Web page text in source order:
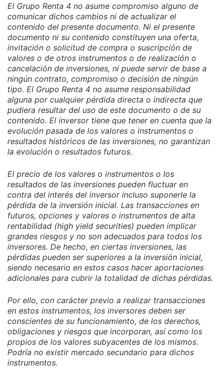
El Grupo Renta 4 no asume compromiso alguno de
comunicar dichos cambios ni de actualizar el
contenido del presente documento. Ni el presente
documento ni su contenido constituyen una oferta,
invitación o solicitud de compra o suscripción de
valores o de otros instrumentos o de realización o
cancelación de inversiones, ni puede servir de base a
ningún contrato, compromiso o decisión de ningún
tipo. El Grupo Renta 4 no asume responsabilidad
alguna por cualquier pérdida directa o indirecta que
pudiera resultar del uso de este documento o de su
contenido. El inversor tiene que tener en cuenta que la
evolución pasada de los valores o instrumentos o
resultados históricos de las inversiones, no garantizan
la evolución o resultados futuros.
El precio de los valores o instrumentos o los
resultados de las inversiones pueden fluctuar en
contra del interés del inversor incluso suponerle la
pérdida de la inversión inicial. Las transacciones en
futuros, opciones y valores o instrumentos de alta
rentabilidad (high yield securities) pueden implicar
grandes riesgos y no son adecuados para todos los
inversores. De hecho, en ciertas inversiones, las
pérdidas pueden ser superiores a la inversión inicial,
siendo necesario en estos casos hacer aportaciones
adicionales para cubrir la totalidad de dichas pérdidas.
Por ello, con carácter previo a realizar transacciones
en estos instrumentos, los inversores deben ser
conscientes de su funcionamiento, de los derechos,
obligaciones y riesgos que incorporan, así como los
propios de los valores subyacentes de los mismos.
Podría no existir mercado secundario para dichos
instrumentos.